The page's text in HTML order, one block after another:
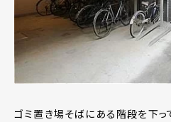
ゴミ置き場そばにある階段を下っ